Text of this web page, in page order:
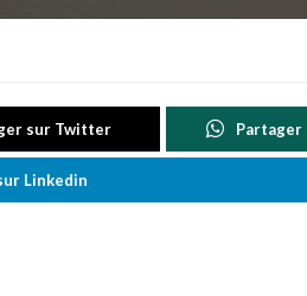
sur Twitter Partager
Linkedin